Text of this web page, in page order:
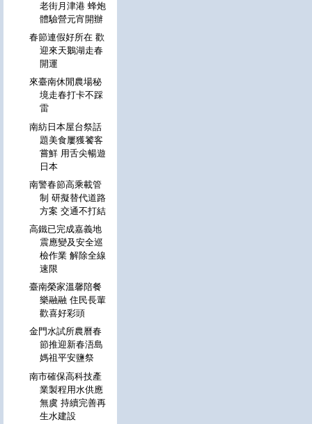
老街月津港 蜂炮
體驗營元宵開辦
春節連假好所在 歡
迎來天鵝湖走春
開運
來臺南休閒農場秘
境走春打卡不踩
雷
南紡日本屋台祭話
題美食屢獲饕客
嘗鮮 用舌尖暢遊
日本
南警春節高乘載管
制 研擬替代道路
方案 交通不打結
高鐵已完成嘉義地
震應變及安全巡
檢作業 解除全線
速限
臺南榮家溫馨陪餐
樂融融 住民長輩
歡喜好彩頭
金門水試所農曆春
節推迎新春浯島
媽祖平安鹽祭
南市確保高科技產
業製程用水供應
無虞 持續完善再
生水建設